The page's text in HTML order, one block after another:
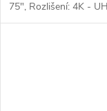
75", Rozlišení: 4K -
× 2160, Typ